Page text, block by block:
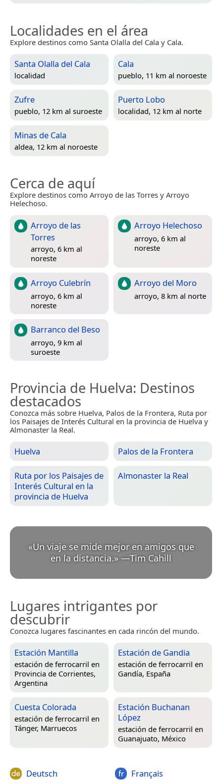
Localidades en el área
Explore destinos como Santa Olalla del Cala y Cala.
Santa Olalla del Cala
localidad
Cala
pueblo, 11 km al noroeste
Zufre
pueblo, 12 km al suroeste
Puerto Lobo
localidad, 12 km al norte
Minas de Cala
aldea, 12 km al noroeste
Cerca de aquí
Explore destinos como Arroyo de las Torres y Arroyo
Helechoso.
Arroyo de las
Torres
arroyo, 6 km al
noreste
Arroyo Helechoso
arroyo, 6 km al
noreste
Arroyo Culebrín
arroyo, 6 km al
noreste
Arroyo del Moro
arroyo, 8 km al norte
Barranco del Beso
arroyo, 9 km al
suroeste
Provincia de Huelva: Destinos
destacados
Conozca más sobre Huelva, Palos de la Frontera, Ruta por
los Paisajes de Interés Cultural en la provincia de Huelva y
Almonaster la Real.
Huelva Palos de la Frontera
Ruta por los Paisajes de
Interés Cultural en la
provincia de Huelva
Almonaster la Real
«Un viaje se mide mejor en amigos que
en la distancia.» —Tim Cahill
Lugares intrigantes por
descubrir
Conozca lugares fascinantes en cada rincón del mundo.
Estación Mantilla
estación de ferrocarril en
Provincia de Corrientes,
Argentina
Estación de Gandia
estación de ferrocarril en
Gandía, España
Cuesta Colorada
estación de ferrocarril en
Tánger, Marruecos
Estación Buchanan
López
estación de ferrocarril en
Guanajuato, México
Deutsch Français